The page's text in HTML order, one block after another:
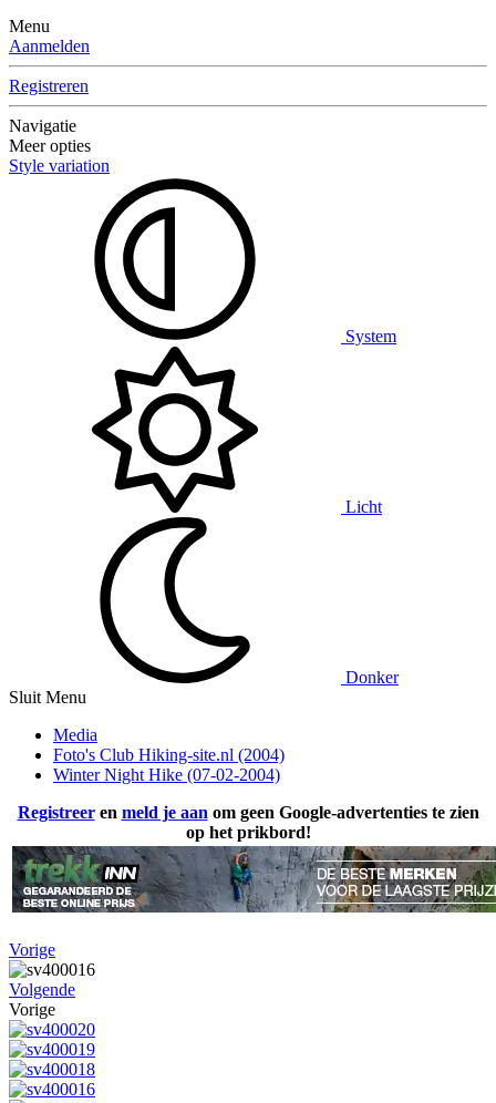
Menu
Aanmelden
Registreren
Navigatie
Meer opties
Style variation
System
Licht
Donker
Sluit Menu
Media
Foto's Club Hiking-site.nl (2004)
Winter Night Hike (07-02-2004)
Registreeren meld je aanom geen Google-advertenties te zien
op het prikbord!
Vorige
Volgende
Vorige